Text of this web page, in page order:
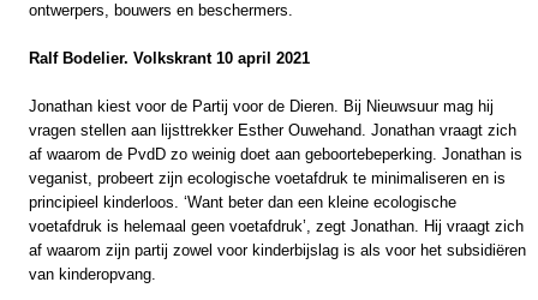
ontwerpers, bouwers en beschermers.
Ralf Bodelier. Volkskrant 10 april 2021
Jonathan kiest voor de Partij voor de Dieren. Bij Nieuwsuur mag hij
vragen stellen aan lijsttrekker Esther Ouwehand. Jonathan vraagt zich
af waarom de PvdD zo weinig doet aan geboortebeperking. Jonathan is
veganist, probeert zijn ecologische voetafdruk te minimaliseren en is
principieel kinderloos. ‘Want beter dan een kleine ecologische
voetafdruk is helemaal geen voetafdruk’, zegt Jonathan. Hij vraagt zich
af waarom zijn partij zowel voor kinderbijslag is als voor het subsidiëren
van kinderopvang.